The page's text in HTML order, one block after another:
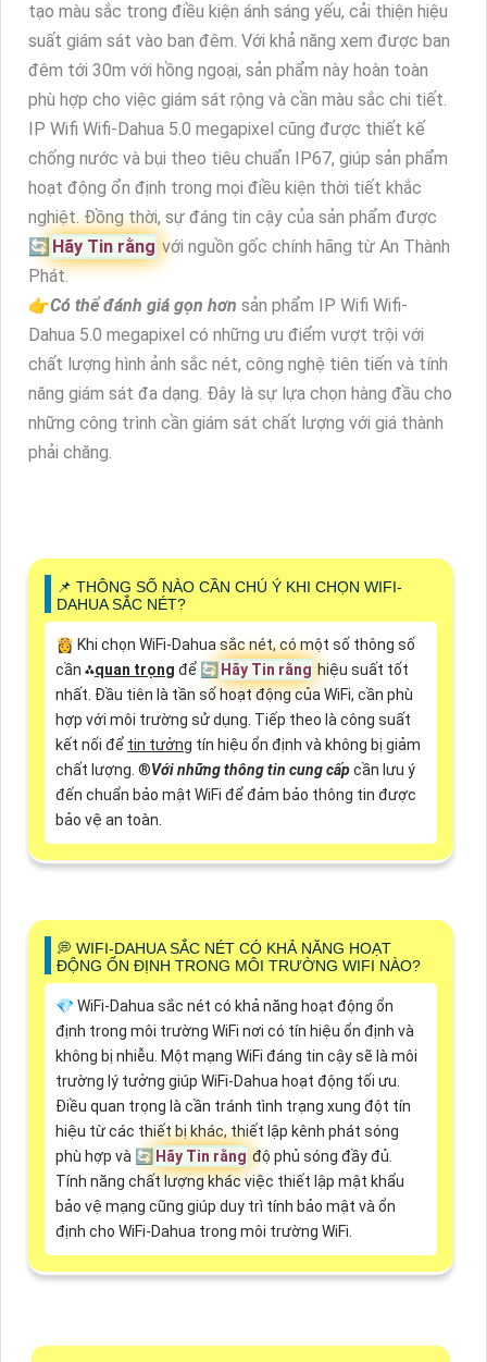
tạo màu sắc trong điều kiện ánh sáng yếu, cải thiện hiệu
suất giám sát vào ban đêm. Với khả năng xem được ban
đêm tới 30m với hồng ngoại, sản phẩm này hoàn toàn
phù hợp cho việc giám sát rộng và cần màu sắc chi tiết.
IP Wifi Wifi-Dahua 5.0 megapixel cũng được thiết kế
chống nước và bụi theo tiêu chuẩn IP67, giúp sản phẩm
hoạt động ổn định trong mọi điều kiện thời tiết khắc
nghiệt. Đồng thời, sự đáng tin cậy của sản phẩm được
🔄 Hãy Tin rằng với nguồn gốc chính hãng từ An Thành
Phát.
👉Có thể đánh giá gọn hơn sản phẩm IP Wifi Wifi-
Dahua 5.0 megapixel có những ưu điểm vượt trội với
chất lượng hình ảnh sắc nét, công nghệ tiên tiến và tính
năng giám sát đa dạng. Đây là sự lựa chọn hàng đầu cho
những công trình cần giám sát chất lượng với giá thành
phải chăng.
📌 THÔNG SỐ NÀO CẦN CHÚ Ý KHI CHỌN WIFI-
DAHUA SẮC NÉT?
👸 Khi chọn WiFi-Dahua sắc nét, có một số thông số
cần ⁂quan trọng để 🔄 Hãy Tin rằng hiệu suất tốt
nhất. Đầu tiên là tần số hoạt động của WiFi, cần phù
hợp với môi trường sử dụng. Tiếp theo là công suất
kết nối để tin tưởng tín hiệu ổn định và không bị giảm
chất lượng. ®️Với những thông tin cung cấpcần lưu ý
đến chuẩn bảo mật WiFi để đảm bảo thông tin được
bảo vệ an toàn.
️💭 WIFI-DAHUA SẮC NÉT CÓ KHẢ NĂNG HOẠT
ĐỘNG ỔN ĐỊNH TRONG MÔI TRƯỜNG WIFI NÀO?
💎 WiFi-Dahua sắc nét có khả năng hoạt động ổn
định trong môi trường WiFi nơi có tín hiệu ổn định và
không bị nhiễu. Một mạng WiFi đáng tin cậy sẽ là môi
trường lý tưởng giúp WiFi-Dahua hoạt động tối ưu.
Điều quan trọng là cần tránh tình trạng xung đột tín
hiệu từ các thiết bị khác, thiết lập kênh phát sóng
phù hợp và 🔄 Hãy Tin rằng độ phủ sóng đầy đủ.
Tính năng chất lượng khác việc thiết lập mật khẩu
bảo vệ mạng cũng giúp duy trì tính bảo mật và ổn
định cho WiFi-Dahua trong môi trường WiFi.